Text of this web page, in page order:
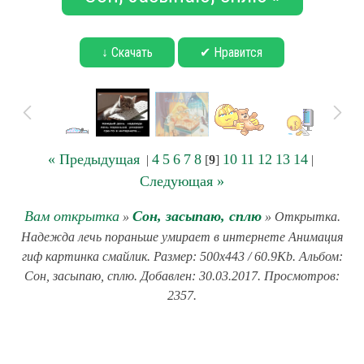
↓ Скачать ✔ Нравится
« Предыдущая| 4 5 6 7 8[9] 10 11 12 13 14|
Следующая »
Вам открытка» Сон, засыпаю, сплю» Открытка.
Надежда лечь пораньше умирает в интернете Анимация
гиф картинка смайлик. Размер: 500x443 / 60.9Kb. Альбом:
Сон, засыпаю, сплю. Добавлен: 30.03.2017. Просмотров:
2357.